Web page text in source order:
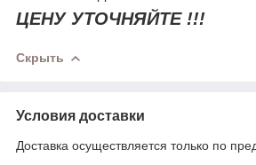
ЦЕНУ УТОЧНЯЙТЕ !!!
Скрыть
Условия доставки
Доставка осуществляется только по